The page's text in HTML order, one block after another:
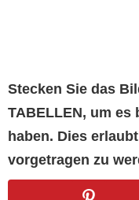
Stecken Sie das
TABELLEN, um es
haben. Dies
vorgetragen zu